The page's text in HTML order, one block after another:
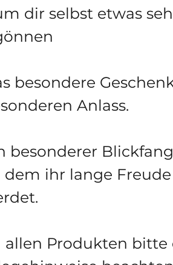
dir selbst etwas
besondere
Anlass.
besonderer
dem ihr lange
allen Produkten bitte